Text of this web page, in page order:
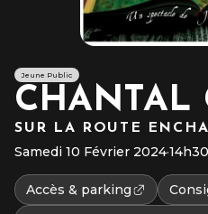
Jeune Public
CHANTAL
SUR LA ROUTE
Samedi 10 Février 2024·14h30
Accès & parking